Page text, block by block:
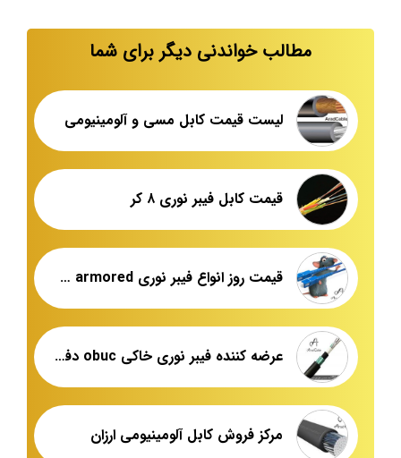
مطالب خواندنی دیگر برای شما
لیست قیمت کابل مسی و آلومینیومی
قیمت کابل فیبر نوری ۸ کر
قیمت روز انواع فیبر نوری armored شهید قندی
عرضه کننده فیبر نوری خاکی obuc دفنی
مرکز فروش کابل آلومینیومی ارزان